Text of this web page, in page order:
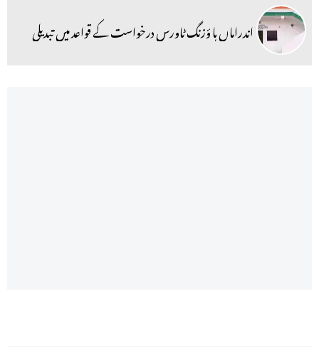
اندراماں ہا ؤزنگ ٹاورس درخواست کے قواعد میں تبدیلی